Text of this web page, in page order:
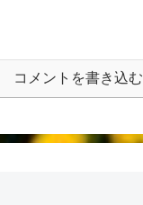
コメントを書き込む